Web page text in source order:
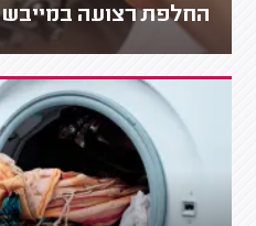
החלפת רצועה במייבש